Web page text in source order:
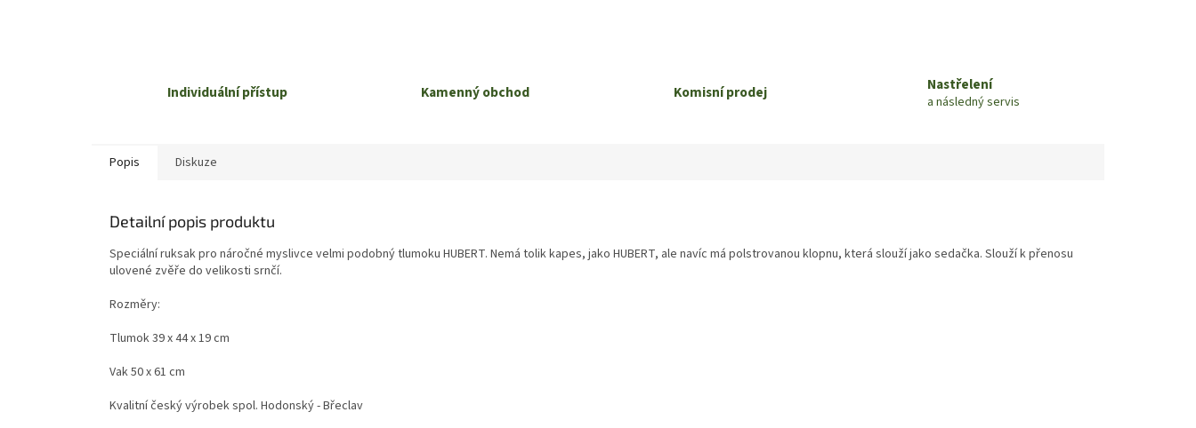
Individuální přístup Kamenný obchod Komisní prodej Nastřelení
a následný servis
Popis Diskuze
Detailní popis produktu
Speciální ruksak pro náročné myslivce velmi podobný tlumoku HUBERT. Nemá tolik kapes, jako HUBERT, ale navíc má polstrovanou klopnu, která slouží jako sedačka. Slouží k přenosu
ulovené zvěře do velikosti srnčí.
Rozměry:
Tlumok 39 x 44 x 19 cm
Vak 50 x 61 cm
Kvalitní český výrobek spol. Hodonský - Břeclav